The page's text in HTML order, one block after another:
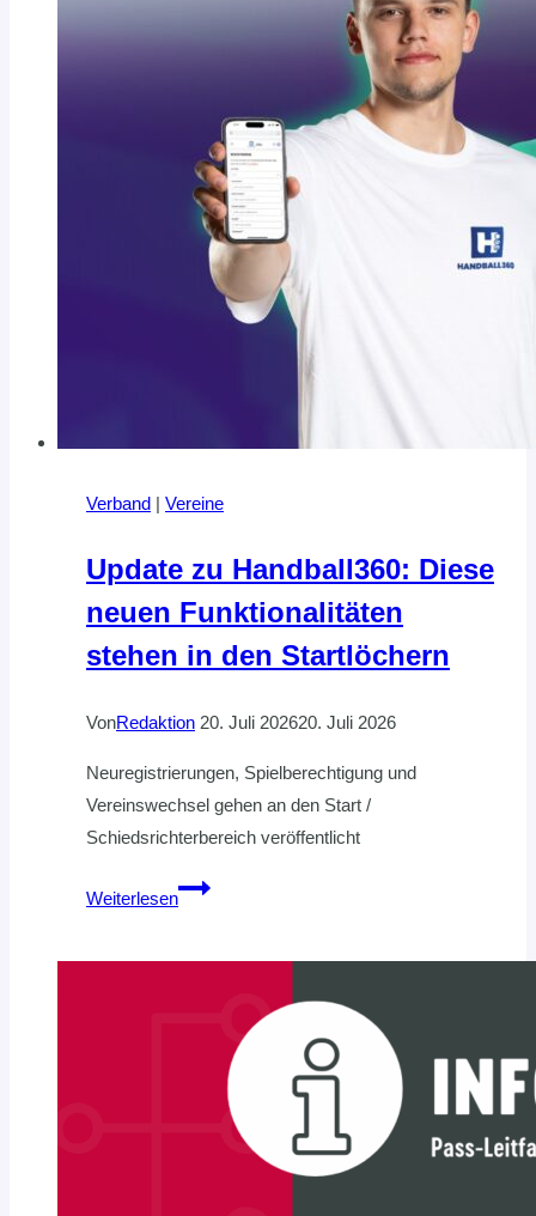
Verband | Vereine
Update zu Handball360: Diese
neuen Funktionalitäten
stehen in den Startlöchern
VonRedaktion 20. Juli 202620. Juli 2026
Neuregistrierungen, Spielberechtigung und
Vereinswechsel gehen an den Start /
Schiedsrichterbereich veröffentlicht
Weiterlesen
Update
Funktionalitäten
stehen